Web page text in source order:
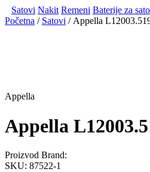
Satovi Nakit Remeni Baterije za
Početna / Satovi / Appella
Appella
Appella
SKU: 87522-1
Proizvod Brand: